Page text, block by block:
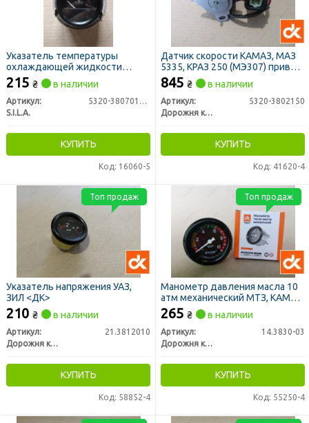
Указатель температуры
охлаждающей жидкости
УК-171 КАМАЗ (пр-во S.I.L.A. AC)
215 ₴ в наличии
Артикул:
5320-3807010 (УК-171)
S.I.L.A.
КУПИТЬ
Код: 16060-5
Датчик скорости КАМАЗ, МАЗ
5335, КРАЗ 250 (МЭ307) привод
спидометра (ДК)
845 ₴ в наличии
Артикул:
5320-3802150
Дорожня карта
КУПИТЬ
Код: 41620-4
Указатель напряжения УАЗ,
ЗИЛ <ДК>
210 ₴ в наличии
Артикул:
21.3812010
Дорожня карта
КУПИТЬ
Код: 58852-4
Топ продаж
Манометр давления масла 10
атм механический МТЗ, КАМАЗ
(ДК)
265 ₴ в наличии
Артикул:
14.3830-03
Дорожня карта
КУПИТЬ
Код: 55250-4
Топ продаж